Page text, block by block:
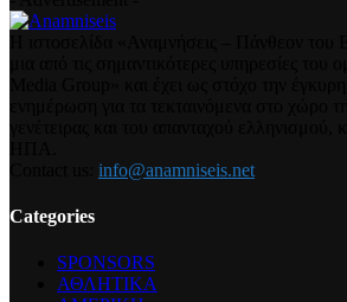
info@anamniseis.net
Categories
SPONSORS
ΑΘΛΗΤΙΚΑ